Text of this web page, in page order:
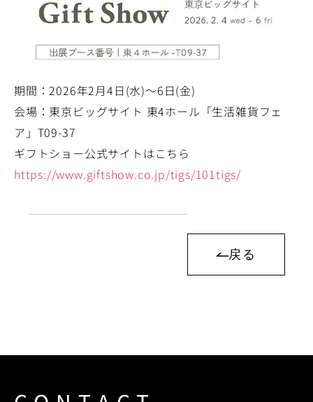
期間：2026年2月4日(水)～6日(金)
会場：東京ビッグサイト 東4ホール「生活雑貨フェ
ア」T09-37
ギフトショー公式サイトはこちら
https://www.giftshow.co.jp/tigs/101tigs/
戻る